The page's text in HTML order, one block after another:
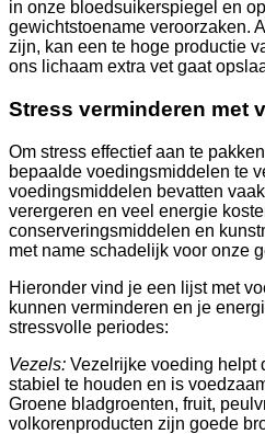
in onze bloedsuikerspiegel en
gewichtstoename veroorzaken.
zijn, kan een te hoge productie
ons lichaam extra vet gaat
Stress verminderen met
Om stress effectief aan te
bepaalde voedingsmiddelen te
voedingsmiddelen bevatten
verergeren en veel energie
conserveringsmiddelen en
met name schadelijk voor onze
Hieronder vind je een lijst met
kunnen verminderen en je
stressvolle periodes:
Vezels: Vezelrijke voeding helpt
stabiel te houden en is
Groene bladgroenten, fruit,
volkorenproducten zijn goede